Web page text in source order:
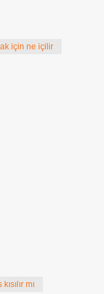
için ne içilir
mı